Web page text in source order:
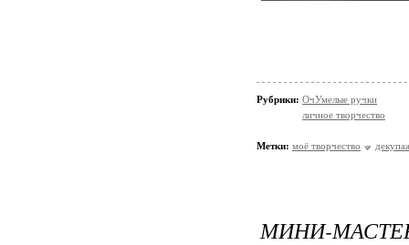
Рубрики: ОчУмелые ручки
личное творчество
Метки: моё творчество
МИНИ-